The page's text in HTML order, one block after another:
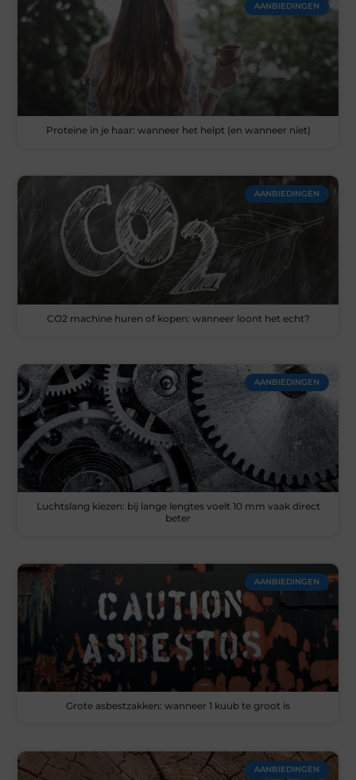
AANBIEDINGEN
Proteïne in je haar: wanneer het helpt (en wanneer niet)
AANBIEDINGEN
CO2 machine huren of kopen: wanneer loont het echt?
AANBIEDINGEN
Luchtslang kiezen: bij lange lengtes voelt 10 mm vaak direct
beter
AANBIEDINGEN
Grote asbestzakken: wanneer 1 kuub te groot is
AANBIEDINGEN